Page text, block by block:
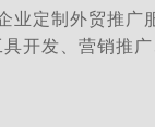
业定制外贸推广
开发、营销推广